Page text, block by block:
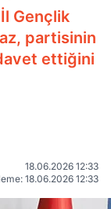
Gençlik
partisinin
ettiğini
18.06.2026 12:33
18.06.2026 12:33